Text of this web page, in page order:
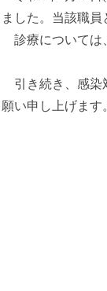
ました。当該職
診療については
引き続き、感染
願い申し上げます
令
香川